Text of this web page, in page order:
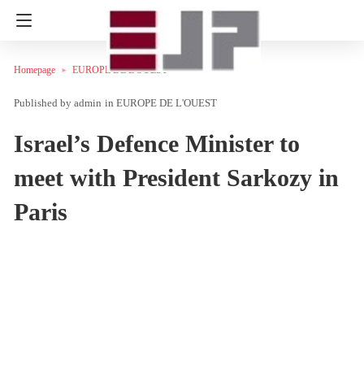
Homepage EUROPE DE L'OUEST
admin in EUROPE DE L'OUEST
Israel’s Defence Minister to
meet with President Sarkozy in
Paris